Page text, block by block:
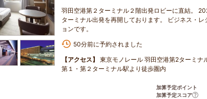
羽田空港第２ターミナル２階出発ロビーに直結。
ターミナル出発を再開しております。 ビジネス・
ョンです。
50分前に予約されました
【アクセス】
東京モノレール 羽田空港第2ターミナ
第１・第２ターミナル駅より徒歩圏内
加算予定ポイント
加算予定スコア